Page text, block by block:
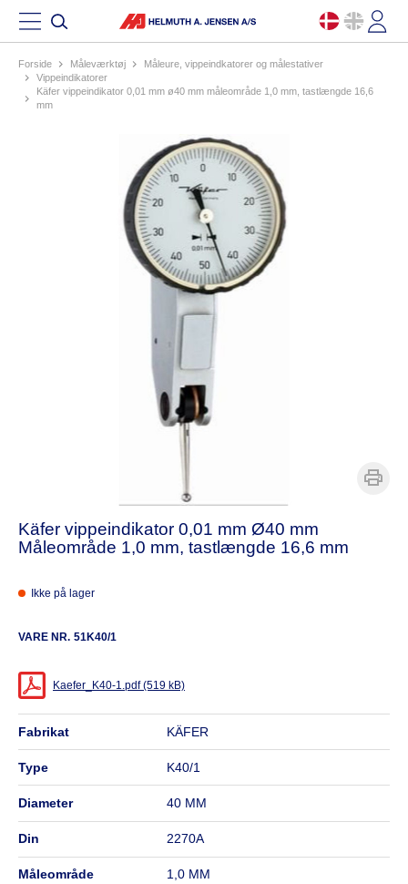
Forside måleværktøj
måleure, vippeindkatorer og målestativer
vippeindikatorer
käfer vippeindikator 0,01 mm ø40 mm måleområde 1,0 mm, tastlængde 16,6
mm
Käfer vippeindikator 0,01 mm Ø40 mm
Måleområde 1,0 mm, tastlængde 16,6 mm
Ikke på lager
VARE NR. 51K40/1
Kaefer_K40-1.pdf (519 kB)
fabrikat KÄFER
type K40/1
diameter 40 MM
din 2270A
måleområde 1,0 MM